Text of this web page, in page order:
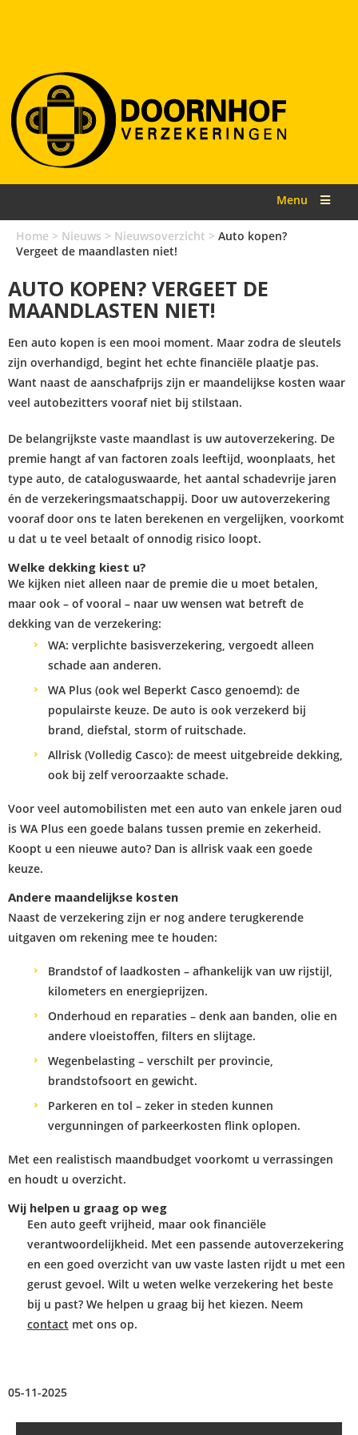
Menu
Home > Nieuws > Nieuwsoverzicht > Auto kopen?
Vergeet de maandlasten niet!
AUTO KOPEN? VERGEET DE
MAANDLASTEN NIET!
Een auto kopen is een mooi moment. Maar zodra de sleutels
zijn overhandigd, begint het echte financiële plaatje pas.
Want naast de aanschafprijs zijn er maandelijkse kosten waar
veel autobezitters vooraf niet bij stilstaan.
De belangrijkste vaste maandlast is uw autoverzekering. De
premie hangt af van factoren zoals leeftijd, woonplaats, het
type auto, de cataloguswaarde, het aantal schadevrije jaren
én de verzekeringsmaatschappij. Door uw autoverzekering
vooraf door ons te laten berekenen en vergelijken, voorkomt
u dat u te veel betaalt of onnodig risico loopt.
Welke dekking kiest u?
We kijken niet alleen naar de premie die u moet betalen,
maar ook – of vooral – naar uw wensen wat betreft de
dekking van de verzekering:
WA: verplichte basisverzekering, vergoedt alleen
schade aan anderen.
WA Plus (ook wel Beperkt Casco genoemd): de
populairste keuze. De auto is ook verzekerd bij
brand, diefstal, storm of ruitschade.
Allrisk (Volledig Casco): de meest uitgebreide dekking,
ook bij zelf veroorzaakte schade.
Voor veel automobilisten met een auto van enkele jaren oud
is WA Plus een goede balans tussen premie en zekerheid.
Koopt u een nieuwe auto? Dan is allrisk vaak een goede
keuze.
Andere maandelijkse kosten
Naast de verzekering zijn er nog andere terugkerende
uitgaven om rekening mee te houden:
Brandstof of laadkosten – afhankelijk van uw rijstijl,
kilometers en energieprijzen.
Onderhoud en reparaties – denk aan banden, olie en
andere vloeistoffen, filters en slijtage.
Wegenbelasting – verschilt per provincie,
brandstofsoort en gewicht.
Parkeren en tol – zeker in steden kunnen
vergunningen of parkeerkosten flink oplopen.
Met een realistisch maandbudget voorkomt u verrassingen
en houdt u overzicht.
Wij helpen u graag op weg
Een auto geeft vrijheid, maar ook financiële
verantwoordelijkheid. Met een passende autoverzekering
en een goed overzicht van uw vaste lasten rijdt u met een
gerust gevoel. Wilt u weten welke verzekering het beste
bij u past? We helpen u graag bij het kiezen. Neem
contact met ons op.
05-11-2025